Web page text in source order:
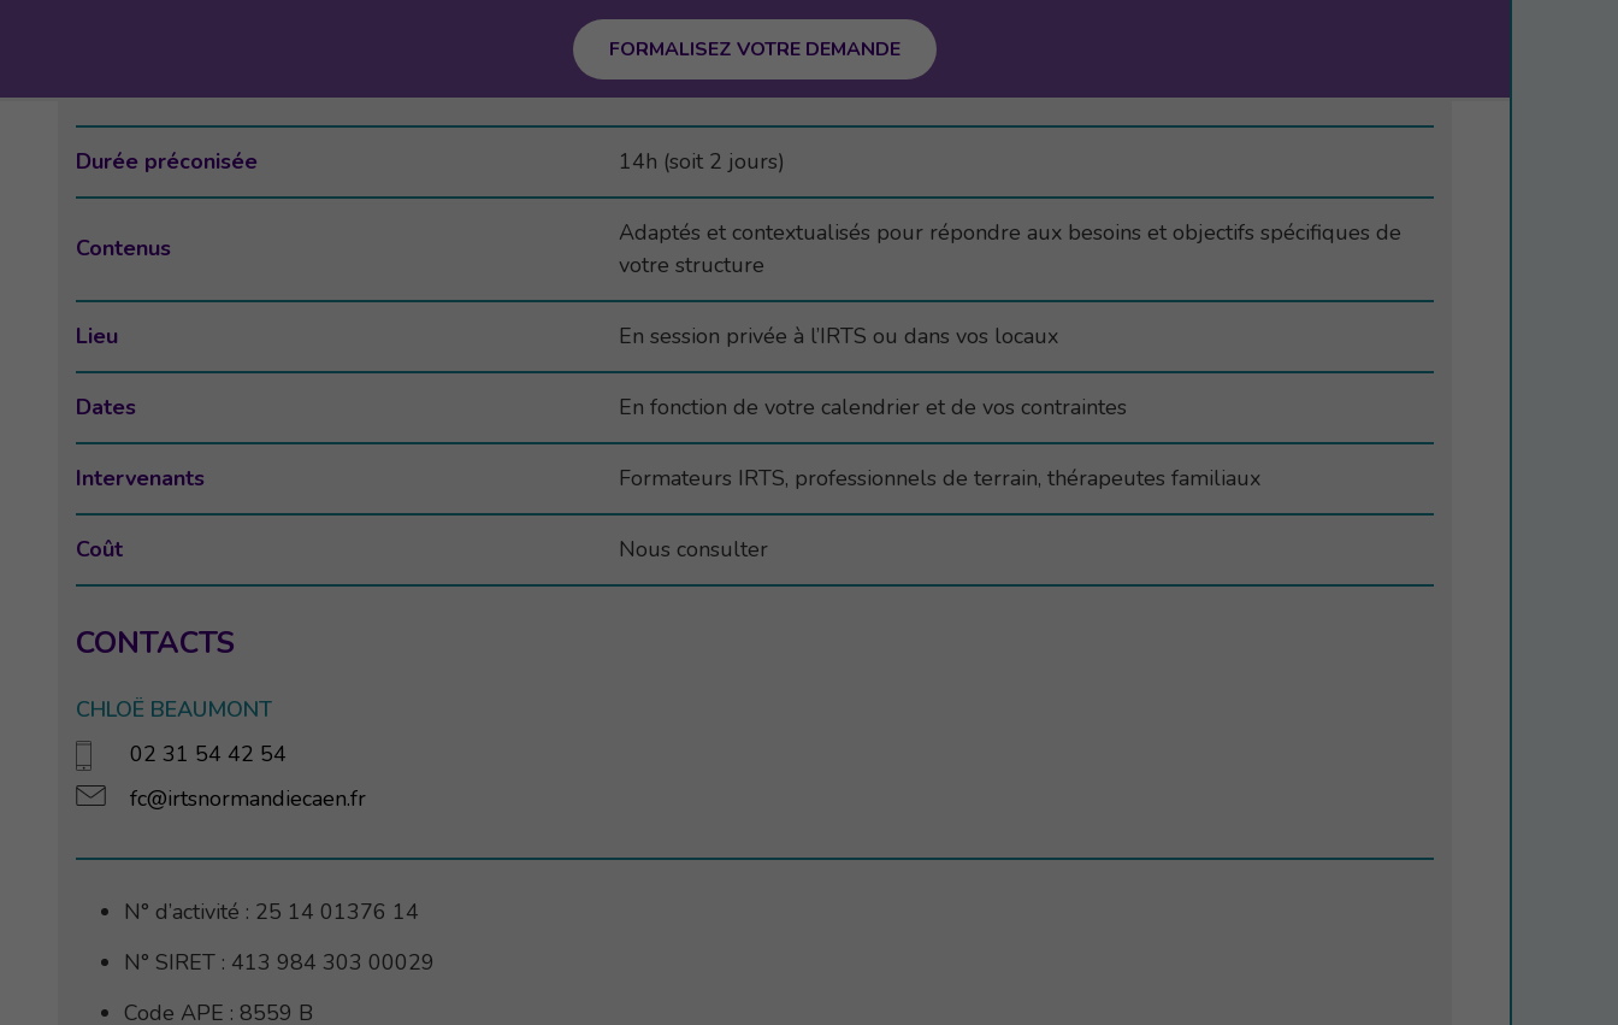
FORMALISEZ VOTRE DEMANDE
Durée préconisée 14h (soit 2 jours)
Contenus
Adaptés et contextualisés pour répondre aux besoins et objectifs spécifiques de
votre structure
Lieu En session privée à l’IRTS ou dans vos locaux
Dates En fonction de votre calendrier et de vos contraintes
Intervenants Formateurs IRTS, professionnels de terrain, thérapeutes familiaux
Coût Nous consulter
CONTACTS
CHLOË BEAUMONT
02 31 54 42 54
fc@irtsnormandiecaen.fr
N° d’activité : 25 14 01376 14
N° SIRET : 413 984 303 00029
Code APE : 8559 B